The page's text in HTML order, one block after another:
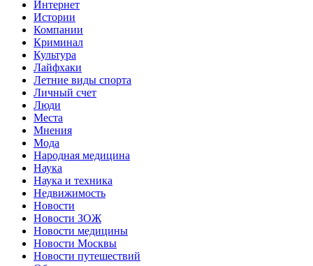
Интернет
Истории
Компании
Криминал
Культура
Лайфхаки
Летние виды спорта
Личный счет
Люди
Места
Мнения
Мода
Народная медицина
Наука
Наука и техника
Недвижимость
Новости
Новости ЗОЖ
Новости медицины
Новости Москвы
Новости путешествий